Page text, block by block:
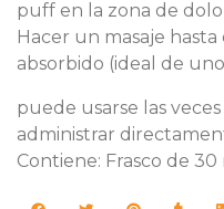
puff en la zona de
Hacer un masaje
absorbido (ideal de
puede usarse las
administrar
Contiene: Frasco de 30